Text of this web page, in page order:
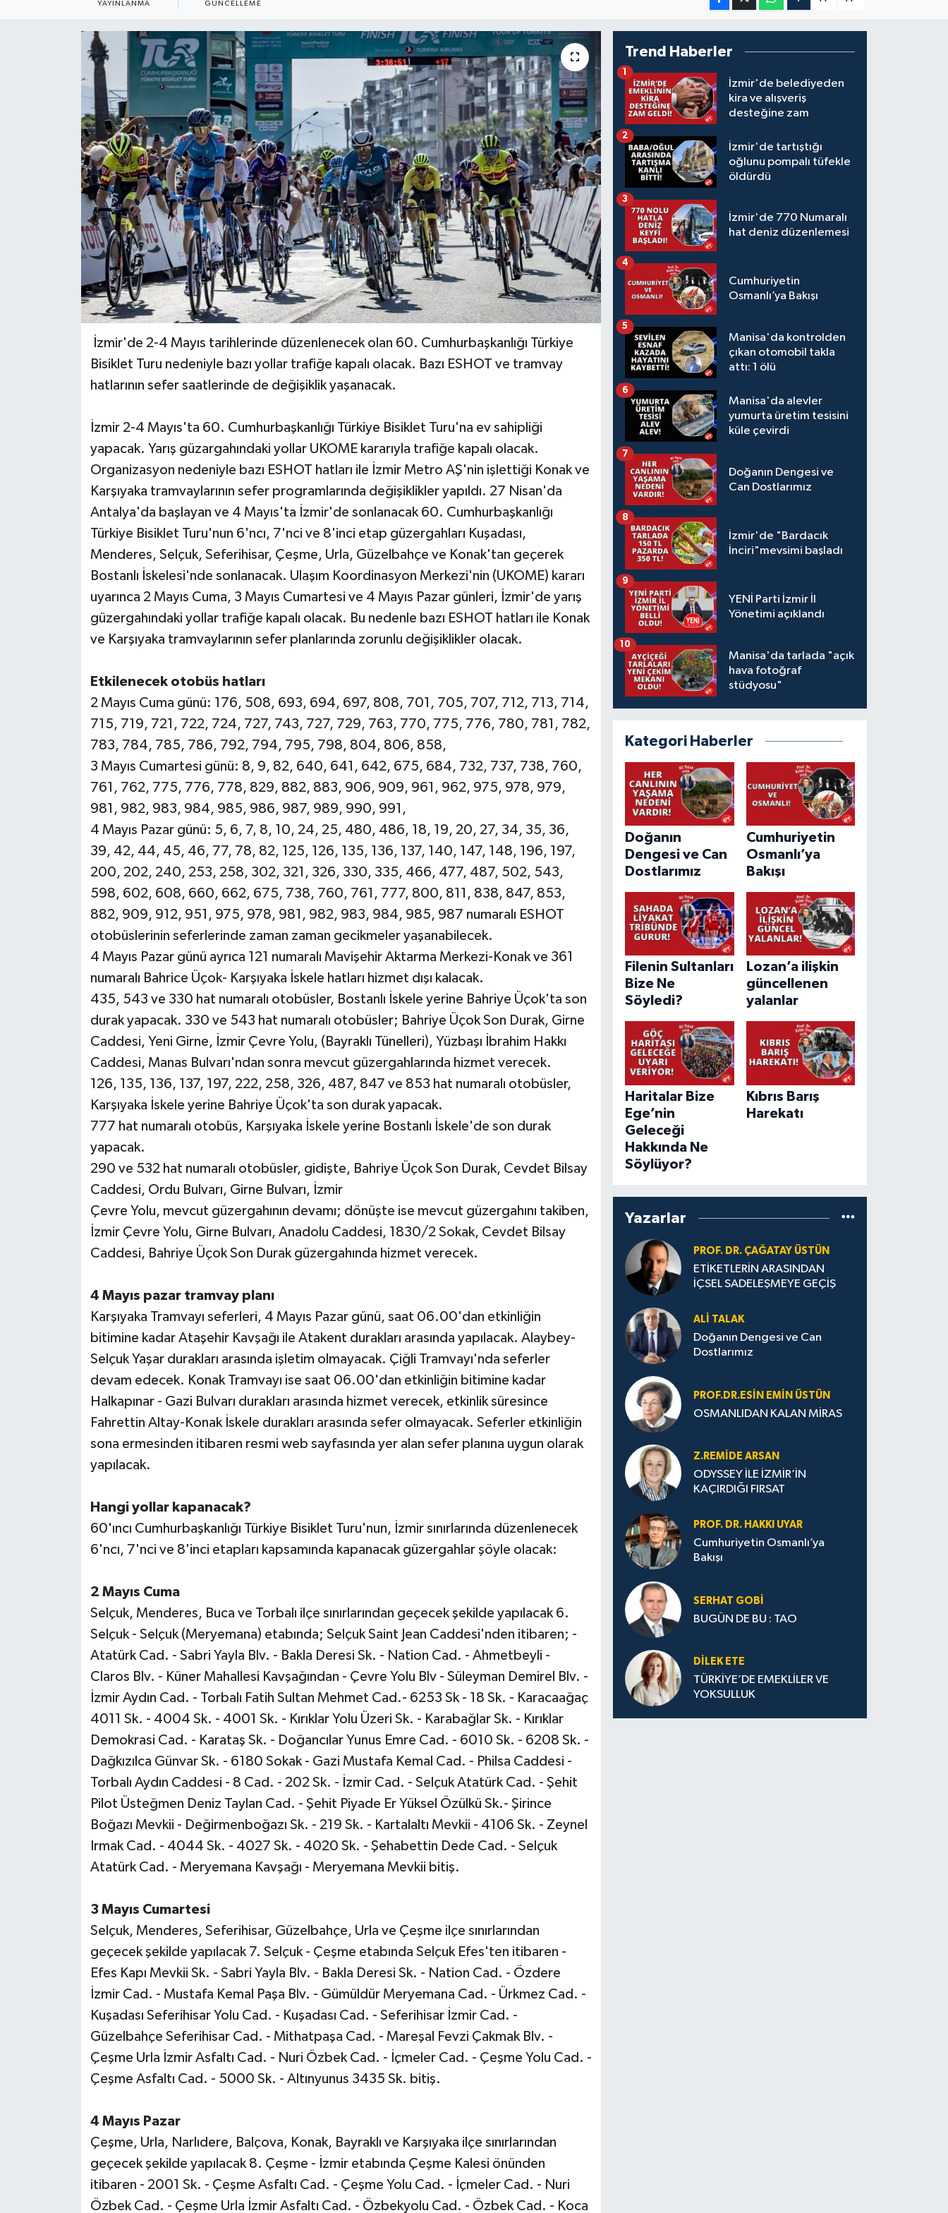
YAYINLANMA GÜNCELLEME
İzmir'de 2-4 Mayıs tarihlerinde düzenlenecek olan 60. Cumhurbaşkanlığı Türkiye
Bisiklet Turu nedeniyle bazı yollar trafiğe kapalı olacak. Bazı ESHOT ve tramvay
hatlarının sefer saatlerinde de değişiklik yaşanacak.
İzmir 2-4 Mayıs'ta 60. Cumhurbaşkanlığı Türkiye Bisiklet Turu'na ev sahipliği
yapacak. Yarış güzargahındaki yollar UKOME kararıyla trafiğe kapalı olacak.
Organizasyon nedeniyle bazı ESHOT hatları ile İzmir Metro AŞ'nin işlettiği Konak ve
Karşıyaka tramvaylarının sefer programlarında değişiklikler yapıldı. 27 Nisan'da
Antalya'da başlayan ve 4 Mayıs'ta İzmir'de sonlanacak 60. Cumhurbaşkanlığı
Türkiye Bisiklet Turu'nun 6'ncı, 7'nci ve 8'inci etap güzergahları Kuşadası,
Menderes, Selçuk, Seferihisar, Çeşme, Urla, Güzelbahçe ve Konak'tan geçerek
Bostanlı İskelesi'nde sonlanacak. Ulaşım Koordinasyon Merkezi'nin (UKOME) kararı
uyarınca 2 Mayıs Cuma, 3 Mayıs Cumartesi ve 4 Mayıs Pazar günleri, İzmir'de yarış
güzergahındaki yollar trafiğe kapalı olacak. Bu nedenle bazı ESHOT hatları ile Konak
ve Karşıyaka tramvaylarının sefer planlarında zorunlu değişiklikler olacak.
Etkilenecek otobüs hatları
2 Mayıs Cuma günü: 176, 508, 693, 694, 697, 808, 701, 705, 707, 712, 713, 714,
715, 719, 721, 722, 724, 727, 743, 727, 729, 763, 770, 775, 776, 780, 781, 782,
783, 784, 785, 786, 792, 794, 795, 798, 804, 806, 858,
3 Mayıs Cumartesi günü: 8, 9, 82, 640, 641, 642, 675, 684, 732, 737, 738, 760,
761, 762, 775, 776, 778, 829, 882, 883, 906, 909, 961, 962, 975, 978, 979,
981, 982, 983, 984, 985, 986, 987, 989, 990, 991,
4 Mayıs Pazar günü: 5, 6, 7, 8, 10, 24, 25, 480, 486, 18, 19, 20, 27, 34, 35, 36,
39, 42, 44, 45, 46, 77, 78, 82, 125, 126, 135, 136, 137, 140, 147, 148, 196, 197,
200, 202, 240, 253, 258, 302, 321, 326, 330, 335, 466, 477, 487, 502, 543,
598, 602, 608, 660, 662, 675, 738, 760, 761, 777, 800, 811, 838, 847, 853,
882, 909, 912, 951, 975, 978, 981, 982, 983, 984, 985, 987 numaralı ESHOT
otobüslerinin seferlerinde zaman zaman gecikmeler yaşanabilecek.
4 Mayıs Pazar günü ayrıca 121 numaralı Mavişehir Aktarma Merkezi-Konak ve 361
numaralı Bahrice Üçok- Karşıyaka İskele hatları hizmet dışı kalacak.
435, 543 ve 330 hat numaralı otobüsler, Bostanlı İskele yerine Bahriye Üçok'ta son
durak yapacak. 330 ve 543 hat numaralı otobüsler; Bahriye Üçok Son Durak, Girne
Caddesi, Yeni Girne, İzmir Çevre Yolu, (Bayraklı Tünelleri), Yüzbaşı İbrahim Hakkı
Caddesi, Manas Bulvarı'ndan sonra mevcut güzergahlarında hizmet verecek.
126, 135, 136, 137, 197, 222, 258, 326, 487, 847 ve 853 hat numaralı otobüsler,
Karşıyaka İskele yerine Bahriye Üçok'ta son durak yapacak.
777 hat numaralı otobüs, Karşıyaka İskele yerine Bostanlı İskele'de son durak
yapacak.
290 ve 532 hat numaralı otobüsler, gidişte, Bahriye Üçok Son Durak, Cevdet Bilsay
Caddesi, Ordu Bulvarı, Girne Bulvarı, İzmir
Çevre Yolu, mevcut güzergahının devamı; dönüşte ise mevcut güzergahını takiben,
İzmir Çevre Yolu, Girne Bulvarı, Anadolu Caddesi, 1830/2 Sokak, Cevdet Bilsay
Caddesi, Bahriye Üçok Son Durak güzergahında hizmet verecek.
4 Mayıs pazar tramvay planı
Karşıyaka Tramvayı seferleri, 4 Mayıs Pazar günü, saat 06.00'dan etkinliğin
bitimine kadar Ataşehir Kavşağı ile Atakent durakları arasında yapılacak. Alaybey-
Selçuk Yaşar durakları arasında işletim olmayacak. Çiğli Tramvayı'nda seferler
devam edecek. Konak Tramvayı ise saat 06.00'dan etkinliğin bitimine kadar
Halkapınar - Gazi Bulvarı durakları arasında hizmet verecek, etkinlik süresince
Fahrettin Altay-Konak İskele durakları arasında sefer olmayacak. Seferler etkinliğin
sona ermesinden itibaren resmi web sayfasında yer alan sefer planına uygun olarak
yapılacak.
Hangi yollar kapanacak?
60'ıncı Cumhurbaşkanlığı Türkiye Bisiklet Turu'nun, İzmir sınırlarında düzenlenecek
6'ncı, 7'nci ve 8'inci etapları kapsamında kapanacak güzergahlar şöyle olacak:
2 Mayıs Cuma
Selçuk, Menderes, Buca ve Torbalı ilçe sınırlarından geçecek şekilde yapılacak 6.
Selçuk - Selçuk (Meryemana) etabında; Selçuk Saint Jean Caddesi'nden itibaren; -
Atatürk Cad. - Sabri Yayla Blv. - Bakla Deresi Sk. - Nation Cad. - Ahmetbeyli -
Claros Blv. - Küner Mahallesi Kavşağından - Çevre Yolu Blv - Süleyman Demirel Blv. -
İzmir Aydın Cad. - Torbalı Fatih Sultan Mehmet Cad.- 6253 Sk - 18 Sk. - Karacaağaç
4011 Sk. - 4004 Sk. - 4001 Sk. - Kırıklar Yolu Üzeri Sk. - Karabağlar Sk. - Kırıklar
Demokrasi Cad. - Karataş Sk. - Doğancılar Yunus Emre Cad. - 6010 Sk. - 6208 Sk. -
Dağkızılca Günvar Sk. - 6180 Sokak - Gazi Mustafa Kemal Cad. - Philsa Caddesi -
Torbalı Aydın Caddesi - 8 Cad. - 202 Sk. - İzmir Cad. - Selçuk Atatürk Cad. - Şehit
Pilot Üsteğmen Deniz Taylan Cad. - Şehit Piyade Er Yüksel Özülkü Sk.- Şirince
Boğazı Mevkii - Değirmenboğazı Sk. - 219 Sk. - Kartalaltı Mevkii - 4106 Sk. - Zeynel
Irmak Cad. - 4044 Sk. - 4027 Sk. - 4020 Sk. - Şehabettin Dede Cad. - Selçuk
Atatürk Cad. - Meryemana Kavşağı - Meryemana Mevkii bitiş.
3 Mayıs Cumartesi
Selçuk, Menderes, Seferihisar, Güzelbahçe, Urla ve Çeşme ilçe sınırlarından
geçecek şekilde yapılacak 7. Selçuk - Çeşme etabında Selçuk Efes'ten itibaren -
Efes Kapı Mevkii Sk. - Sabri Yayla Blv. - Bakla Deresi Sk. - Nation Cad. - Özdere
İzmir Cad. - Mustafa Kemal Paşa Blv. - Gümüldür Meryemana Cad. - Ürkmez Cad. -
Kuşadası Seferihisar Yolu Cad. - Kuşadası Cad. - Seferihisar İzmir Cad. -
Güzelbahçe Seferihisar Cad. - Mithatpaşa Cad. - Mareşal Fevzi Çakmak Blv. -
Çeşme Urla İzmir Asfaltı Cad. - Nuri Özbek Cad. - İçmeler Cad. - Çeşme Yolu Cad. -
Çeşme Asfaltı Cad. - 5000 Sk. - Altınyunus 3435 Sk. bitiş.
4 Mayıs Pazar
Çeşme, Urla, Narlıdere, Balçova, Konak, Bayraklı ve Karşıyaka ilçe sınırlarından
geçecek şekilde yapılacak 8. Çeşme - İzmir etabında Çeşme Kalesi önünden
itibaren - 2001 Sk. - Çeşme Asfaltı Cad. - Çeşme Yolu Cad. - İçmeler Cad. - Nuri
Özbek Cad. - Çeşme Urla İzmir Asfaltı Cad. - Özbekyolu Cad. - Özbek Cad. - Koca
Trend Haberler
İzmir'de belediyeden
kira ve alışveriş
desteğine zam
1
İzmir'de tartıştığı
oğlunu pompalı tüfekle
öldürdü
2
İzmir'de 770 Numaralı
hat deniz düzenlemesi
3
Cumhuriyetin
Osmanlı’ya Bakışı
4
Manisa'da kontrolden
çıkan otomobil takla
attı: 1 ölü
5
Manisa'da alevler
yumurta üretim tesisini
küle çevirdi
6
Doğanın Dengesi ve
Can Dostlarımız
7
İzmir'de "Bardacık
İnciri"mevsimi başladı
8
YENİ Parti İzmir İl
Yönetimi açıklandı
9
Manisa'da tarlada "açık
hava fotoğraf
stüdyosu"
10
Kategori Haberler
Doğanın
Dengesi ve Can
Dostlarımız
Cumhuriyetin
Osmanlı’ya
Bakışı
Filenin Sultanları
Bize Ne
Söyledi?
Lozan’a ilişkin
güncellenen
yalanlar
Haritalar Bize
Ege’nin
Geleceği
Hakkında Ne
Söylüyor?
Kıbrıs Barış
Harekatı
Yazarlar
PROF. DR. ÇAĞATAY ÜSTÜN
ETİKETLERİN ARASINDAN
İÇSEL SADELEŞMEYE GEÇİŞ
ALI TALAK
Doğanın Dengesi ve Can
Dostlarımız
PROF.DR.ESIN EMIN ÜSTÜN
OSMANLIDAN KALAN MİRAS
Z.REMIDE ARSAN
ODYSSEY İLE İZMİR’İN
KAÇIRDIĞI FIRSAT
PROF. DR. HAKKI UYAR
Cumhuriyetin Osmanlı’ya
Bakışı
SERHAT GOBİ
BUGÜN DE BU : TAO
DILEK ETE
TÜRKİYE’DE EMEKLİLER VE
YOKSULLUK